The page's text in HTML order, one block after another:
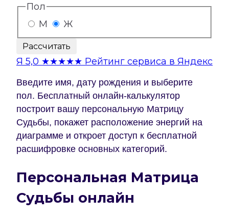
Пол
М
Ж
Рассчитать
Я 5,0 ★★★★★ Рейтинг сервиса в Яндекс
Введите имя, дату рождения и выберите
пол. Бесплатный онлайн-калькулятор
построит вашу персональную Матрицу
Судьбы, покажет расположение энергий на
диаграмме и откроет доступ к бесплатной
расшифровке основных категорий.
Персональная Матрица
Судьбы онлайн